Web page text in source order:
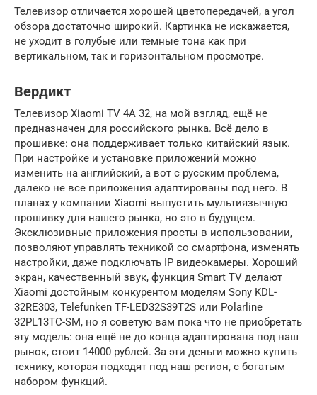
Телевизор отличается хорошей цветопередачей, а угол
обзора достаточно широкий. Картинка не искажается,
не уходит в голубые или темные тона как при
вертикальном, так и горизонтальном просмотре.
Вердикт
Телевизор Xiaomi TV 4A 32, на мой взгляд, ещё не
предназначен для российского рынка. Всё дело в
прошивке: она поддерживает только китайский язык.
При настройке и установке приложений можно
изменить на английский, а вот с русским проблема,
далеко не все приложения адаптированы под него. В
планах у компании Xiaomi выпустить мультиязычную
прошивку для нашего рынка, но это в будущем.
Эксклюзивные приложения просты в использовании,
позволяют управлять техникой со смартфона, изменять
настройки, даже подключать IP видеокамеры. Хороший
экран, качественный звук, функция Smart TV делают
Xiaomi достойным конкурентом моделям Sony KDL-
32RE303, Telefunken TF-LED32S39T2S или Polarline
32PL13TC-SM, но я советую вам пока что не приобретать
эту модель: она ещё не до конца адаптирована под наш
рынок, стоит 14000 рублей. За эти деньги можно купить
технику, которая подходят под наш регион, с богатым
набором функций.